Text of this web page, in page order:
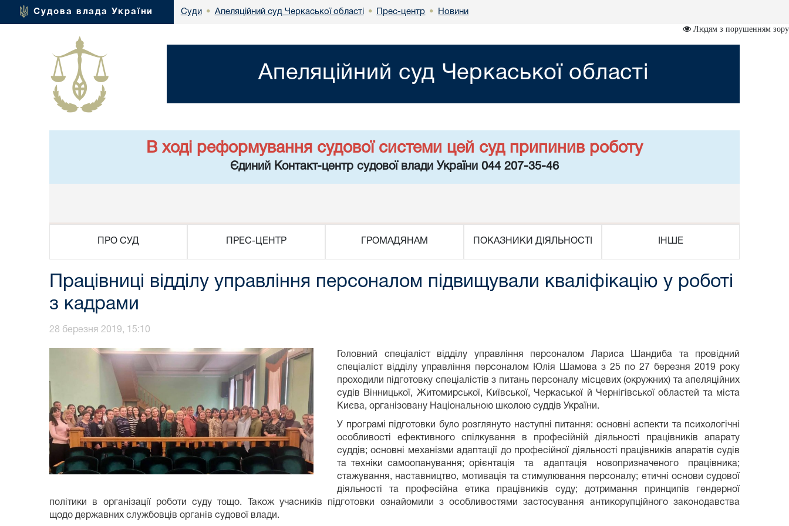
Судова влада України Суди • Апеляційний суд Черкаської області • Прес-центр • Новини
Людям з порушенням зору
Апеляційний суд Черкаської області
В ході реформування судової системи цей суд припинив роботу
Єдиний Контакт-центр судової влади України 044 207-35-46
ПРО СУД ПРЕС-ЦЕНТР ГРОМАДЯНАМ ПОКАЗНИКИ ДІЯЛЬНОСТІ ІНШЕ
Працівниці відділу управління персоналом підвищували кваліфікацію у роботі
з кадрами
28 березня 2019, 15:10
Головний спеціаліст відділу управління персоналом Лариса Шандиба та провідний
спеціаліст відділу управління персоналом Юлія Шамова з 25 по 27 березня 2019 року
проходили підготовку спеціалістів з питань персоналу місцевих (окружних) та апеляційних
судів Вінницької, Житомирської, Київської, Черкаської й Чернігівської областей та міста
Києва, організовану Національною школою суддів України.
У програмі підготовки було розглянуто наступні питання: основні аспекти та психологічні
особливості ефективного спілкування в професійній діяльності працівників апарату
суддів; основні механізми адаптації до професійної діяльності працівників апаратів судів
та техніки самоопанування; орієнтація та адаптація новопризначеного працівника;
стажування, наставництво, мотивація та стимулювання персоналу; етичні основи судової
діяльності та професійна етика працівників суду; дотримання принципів гендерної
політики в організації роботи суду тощо. Також учасників підготовки ознайомили з особливостями застосування антикорупційного законодавства
щодо державних службовців органів судової влади.